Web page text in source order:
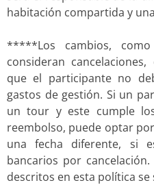
habitación compartida y
*****Los cambios,
consideran
que el participante no
gastos de gestión. Si un
un tour y este cumple
reembolso, puede optar
una fecha diferente, si
bancarios por
descritos en esta política